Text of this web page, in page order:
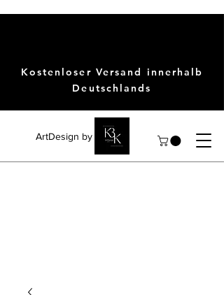
ArtDesign by KBK
Kostenloser Versand innerhalb
Deutschlands